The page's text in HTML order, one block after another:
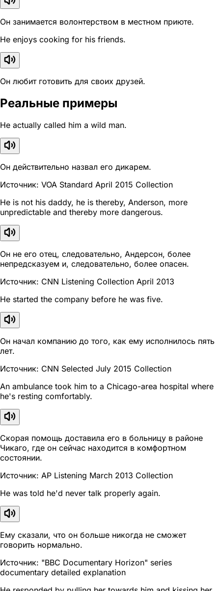
Он занимается волонтерством в местном приюте.
He enjoys cooking for his friends.
Он любит готовить для своих друзей.
Реальные примеры
He actually called him a wild man.
Он действительно назвал его дикарем.
Источник: VOA Standard April 2015 Collection
He is not his daddy, he is thereby, Anderson, more
unpredictable and thereby more dangerous.
Он не его отец, следовательно, Андерсон, более
непредсказуем и, следовательно, более опасен.
Источник: CNN Listening Collection April 2013
He started the company before he was five.
Он начал компанию до того, как ему исполнилось пять
лет.
Источник: CNN Selected July 2015 Collection
An ambulance took him to a Chicago-area hospital where
he's resting comfortably.
Скорая помощь доставила его в больницу в районе
Чикаго, где он сейчас находится в комфортном
состоянии.
Источник: AP Listening March 2013 Collection
He was told he'd never talk properly again.
Ему сказали, что он больше никогда не сможет
говорить нормально.
Источник: "BBC Documentary Horizon" series
documentary detailed explanation